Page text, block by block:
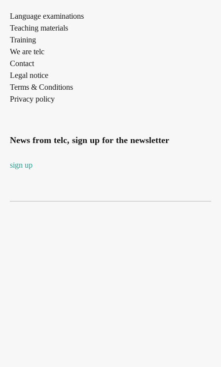
Language examinations
Teaching materials
Training
We are telc
Contact
Legal notice
Terms & Conditions
Privacy policy
News from telc, sign up for the newsletter
sign up